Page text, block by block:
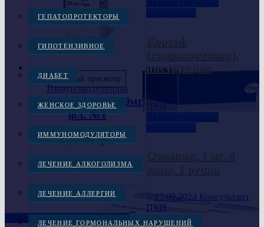
ГЕПАТОПРОТЕКТОРЫ
ГИПОТЕНЗИВНОЕ
ДИАБЕТ
ЖЕНСКОЕ ЗДОРОВЬЕ
ИММУНОМОДУЛЯТОРЫ
ЛЕЧЕНИЕ АЛКОГОЛИЗМА
ЛЕЧЕНИЕ АЛЛЕРГИИ
ЛЕЧЕНИЕ ГОРМОНАЛЬНЫХ НАРУШЕНИЙ
Быстрый просмотр
Иммуномодуляторы
Актемра 10мл/200мг
фл. №1
7,700.00грн.
В КОРЗИНУ
инструкция
Консультант
ЦКИ
17.09.2024 Консультант
ЦКИ
Лекарственные препараты